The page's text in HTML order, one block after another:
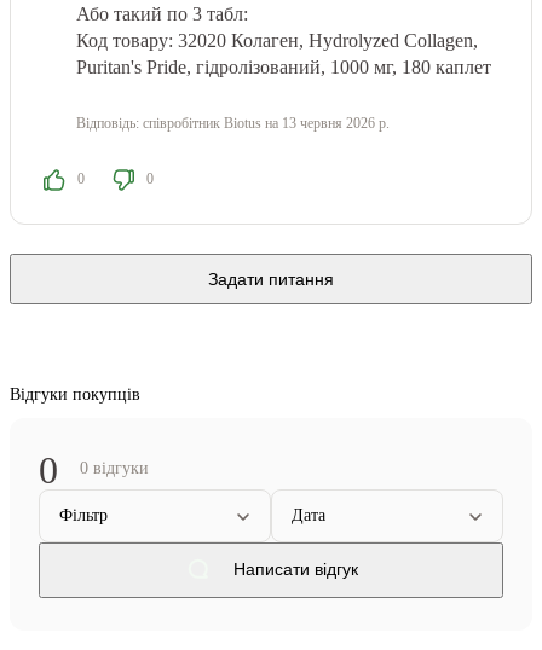
Або такий по 3 табл:
Код товару: 32020 Колаген, Hydrolyzed Collagen,
Puritan's Pride, гідролізований, 1000 мг, 180 каплет
Відповідь: співробітник Biotus на 13 червня 2026 р.
0 0
Задати питання
Відгуки покупців
0 0 відгуки
Фільтр Дата
Написати відгук